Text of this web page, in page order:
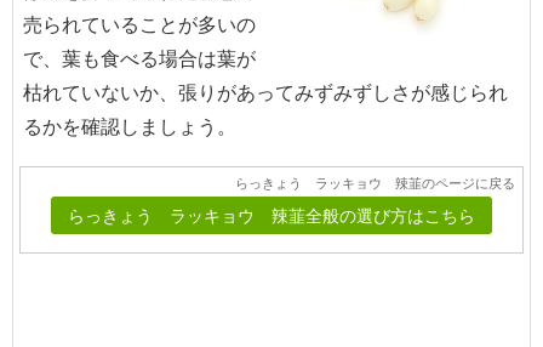
売られていることが多いの
で、葉も食べる場合は葉が
枯れていないか、張りがあってみずみずしさが感じられ
るかを確認しましょう。
らっきょう ラッキョウ 辣韮のページに戻る
らっきょう ラッキョウ 辣韮全般の選び方はこちら